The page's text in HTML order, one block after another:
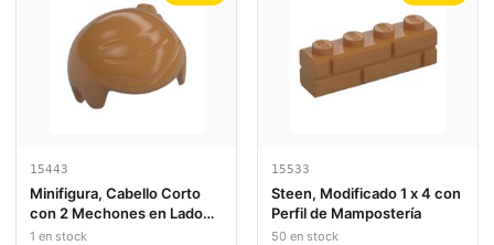
15443
Minifigura, Cabello Corto
con 2 Mechones en Lado
Izquierdo
1 en stock
15533
Steen, Modificado 1 x 4 con
Perfil de Mampostería
50 en stock